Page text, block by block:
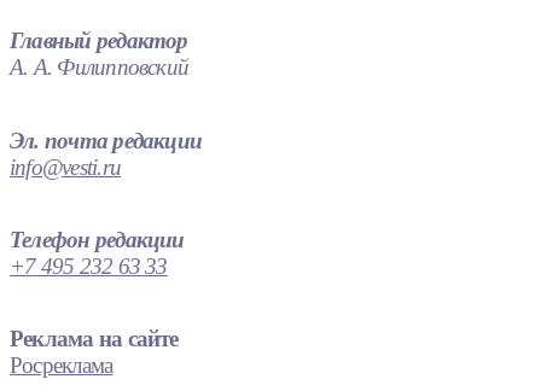
Главный редактор
А. А. Филипповский
Эл. почта редакции
info@vesti.ru
Телефон редакции
+7 495 232 63 33
Реклама на сайте
Росреклама